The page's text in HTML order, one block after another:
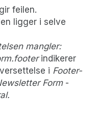
feilen.
ligger i selve
mangler:
indikerer
i Footer-
Form-